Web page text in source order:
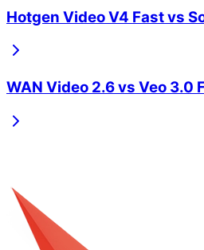
Hotgen Video V4 Fastvs
WAN Video 2.6vs Veo 3.0